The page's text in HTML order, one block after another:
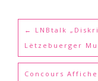
←
LNBtalk
Lëtzebuerger
Concours